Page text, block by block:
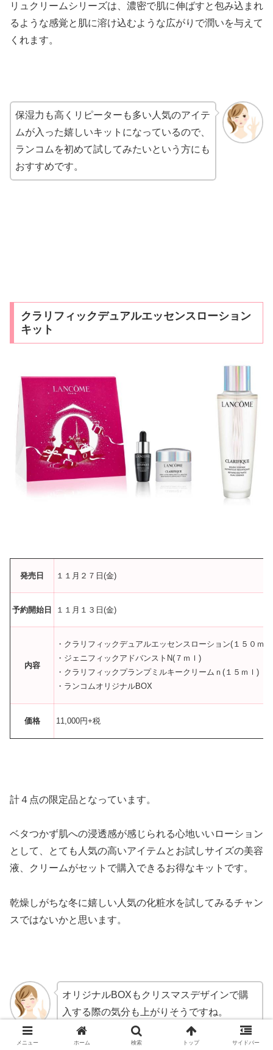
リュクリームシリーズは、濃密で肌に伸ばすと包み込まれ
るような感覚と肌に溶け込むような広がりで潤いを与えて
くれます。
保湿力も高くリピーターも多い人気のアイテ
ムが入った嬉しいキットになっているので、
ランコムを初めて試してみたいという方にも
おすすめです。
クラリフィックデュアルエッセンスローション
キット
発売日 １１月２７日(金)
予約開始日 １１月１３日(金)
内容
・クラリフィックデュアルエッセンスローション(１５０ｍ
・ジェニフィックアドバンストN(７ｍｌ)
・クラリフィックプランプミルキークリームｎ(１５ｍｌ)
・ランコムオリジナルBOX
価格 11,000円+税
計４点の限定品となっています。
ベタつかず肌への浸透感が感じられる心地いいローション
として、とても人気の高いアイテムとお試しサイズの美容
液、クリームがセットで購入できるお得なキットです。
乾燥しがちな冬に嬉しい人気の化粧水を試してみるチャン
スではないかと思います。
オリジナルBOXもクリスマスデザインで購
入する際の気分も上がりそうですね。
メニュー ホーム 検索 トップ サイドバー